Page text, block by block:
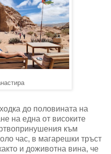
до половината на
на една от високите
към
час, в магарешки тръст
и доживотна вина, че